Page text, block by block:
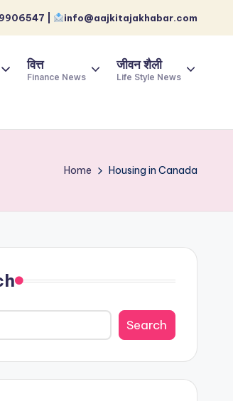
| info@aajkitajakhabar.com
वित्त
Finance News
जीवन शैली
Life Style News
Home Housing in Canada
Search